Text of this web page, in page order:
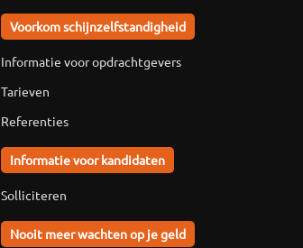
Voorkom schijnzelfstandigheid
Informatie voor opdrachtgevers
Tarieven
Referenties
Informatie voor kandidaten
Solliciteren
Nooit meer wachten op je geld